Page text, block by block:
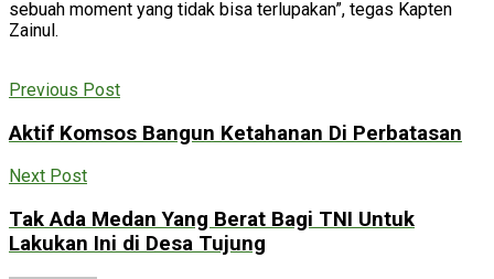
sebuah moment yang tidak bisa terlupakan”, tegas Kapten
Zainul.
Previous Post
Aktif Komsos Bangun Ketahanan Di Perbatasan
Next Post
Tak Ada Medan Yang Berat Bagi TNI Untuk
Lakukan Ini di Desa Tujung